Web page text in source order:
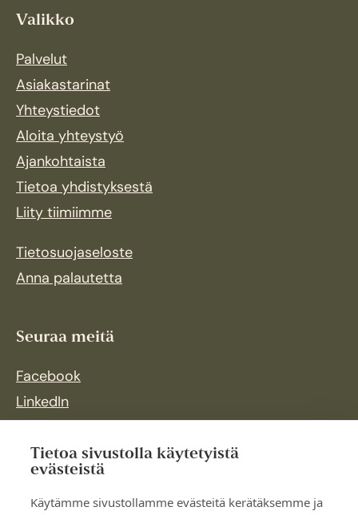
Tietoa sivustolla käytetyistä
evästeistä
Käytämme sivustollamme evästeitä kerätäksemme ja
Valikko
Palvelut
Asiakastarinat
Yhteystiedot
Aloita yhteystyö
Ajankohtaista
Tietoa yhdistyksestä
Liity tiimiimme
Tietosuojaseloste
Anna palautetta
Seuraa meitä
Facebook
LinkedIn